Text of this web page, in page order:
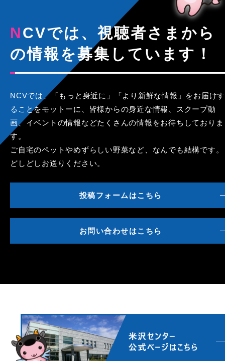
NCVでは、視聴者さまから
の情報を募集しています！
NCVでは、「もっと身近に」「より新鮮な情報」をお届けす
ることをモットーに、皆様からの身近な情報、スクープ動
画、イベントの情報などたくさんの情報をお待ちしておりま
す。
ご自宅のペットやめずらしい野菜など、なんでも結構です。
どしどしお送りください。
投稿フォームはこちら
お問い合わせはこちら